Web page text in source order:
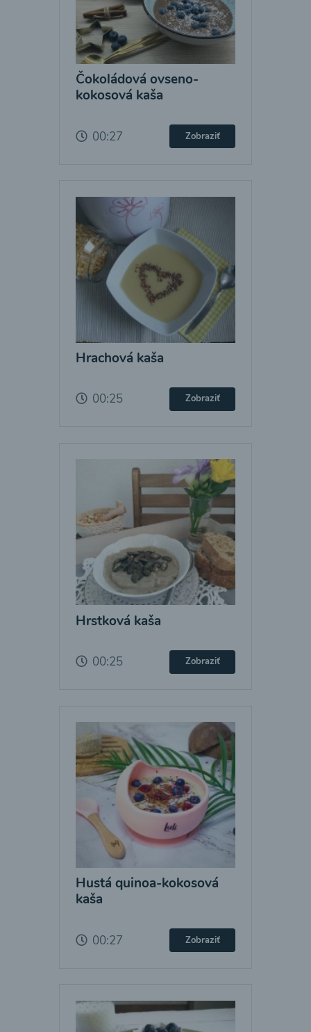
Čokoládová ovseno-
kokosová kaša
00:27 Zobraziť
Hrachová kaša
00:25 Zobraziť
Hrstková kaša
00:25 Zobraziť
Hustá quinoa-kokosová
kaša
00:27 Zobraziť